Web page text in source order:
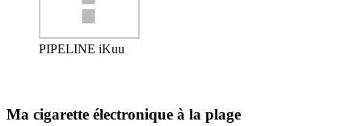
PIPELINE iKuu
Ma cigarette électronique à la plage